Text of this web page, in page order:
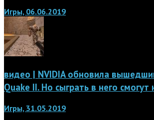
Игры, 06.06.2019
видео | NVIDIA обновила
Quake II. Но сыграть в него смогут
Игры, 31.05.2019